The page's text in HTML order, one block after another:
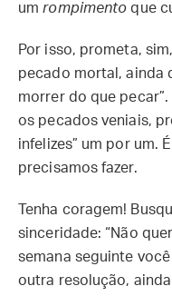
umrompimento que
Por isso, prometa,
pecado mortal, ainda
morrer do que
os pecados veniais,
infelizes” um por um.
precisamos fazer.
Tenha coragem!
sinceridade: “Não
semana seguinte
outra resolução,